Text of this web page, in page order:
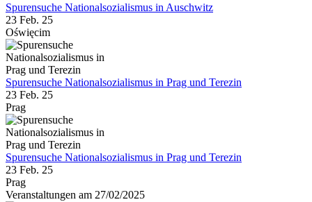
Spurensuche Nationalsozialismus in Auschwitz
23 Feb. 25
Oświęcim
Spurensuche Nationalsozialismus in Prag und Terezin
23 Feb. 25
Prag
Spurensuche Nationalsozialismus in Prag und Terezin
23 Feb. 25
Prag
Veranstaltungen am 27/02/2025